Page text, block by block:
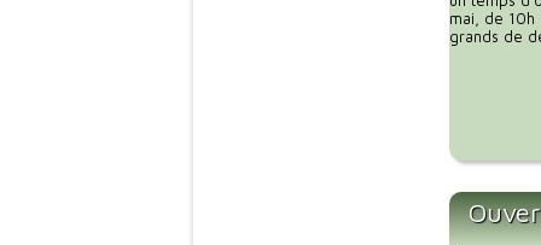
mai, de 10h
grands de